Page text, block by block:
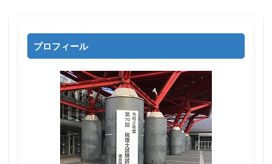
プロフィール